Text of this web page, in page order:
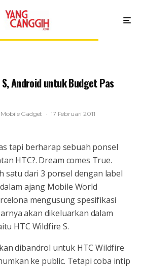
Android untuk Budget Pas
Mobile Gadget · 17 Februari 2011
tapi berharap sebuah ponsel
HTC?. Dream comes True.
satu dari 3 ponsel dengan label
ajang Mobile World
mengusung spesifikasi
akan dikeluarkan dalam
HTC Wildfire S.
dibandrol untuk HTC Wildfire
ke public. Tetapi coba intip